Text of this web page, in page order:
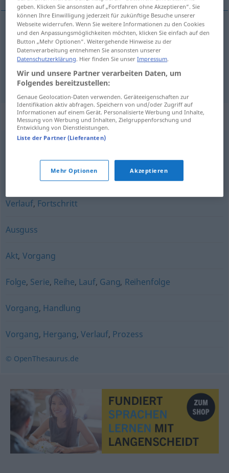
одвод Ablauf
редослед Ablauf von Ereignissen
Synonyme für "Ablauf"
Ausführung Verarbeitung
Verlauf, Fortschritt
Ausguss
Akt, Vorgang
Folge, Serie, Reihe, Lauf, Gang, Reihenfolge
Vorgang, Handlung
Vorgang, Hergang,Verlauf, Prozess
© OpenThesaurus.de
geben. Klicken Sie ansonsten auf „Fortfahren ohne Akzeptieren“. Sie
können Ihre Einwilligung jederzeit für zukünftige Besuche unserer
Webseite widerrufen. Wenn Sie weitere Informationen zu den Cookies
und den Anpassungsmöglichkeiten möchten, klicken Sie einfach auf den
Button „Mehr Optionen“. Weitergehende Hinweise zu der
Datenverarbeitung entnehmen Sie ansonsten unserer
Datenschutzerklärung. Hier finden Sie unserImpressum.
Wir und unsere Partner verarbeiten Daten, um
Folgendes bereitzustellen:
Genaue Geolocation-Daten verwenden. Geräteeigenschaften zur
Identifikation aktiv abfragen. Speichern von und/oder Zugriff auf
Informationen auf einem Gerät. Personalisierte Werbung und Inhalte,
Messung von Werbung und Inhalten, Zielgruppenforschung und
Entwicklung von Dienstleistungen.
Liste der Partner (Lieferanten)
Mehr Optionen Akzeptieren